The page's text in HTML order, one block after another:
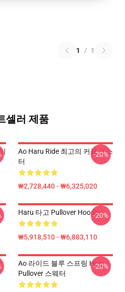
1 / 1
셀러 제품
Ao Haru Ride 최고의 커플 포스
터
₩2,728,440 - ₩6,325,020
-20%
Haru 타고 Pullover Hoodie
₩5,918,510 - ₩6,883,110
-20%
Ao 라이드 블루 스프링 Hug
Pullover 스웨터
-20%